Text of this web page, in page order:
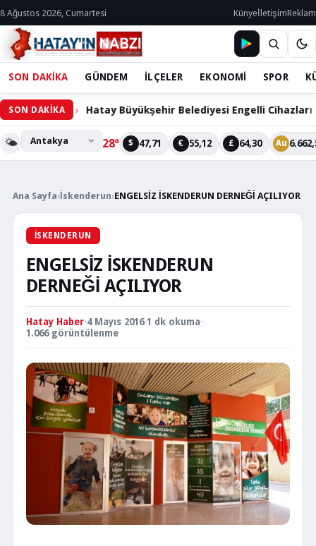
8 Ağustos 2026, Cumartesi KünyeİletişimReklam
SON DAKİKA GÜNDEM İLÇELER EKONOMİ SPOR
SON DAKİKAHatay Büyükşehir Belediyesi Engelli Cihazları Bakım
🌤️ 28° $ 47,71 € 55,12 £ 64,30 Au
Ana Sayfa› İskenderun›ENGELSİZ İSKENDERUN DERNEĞİ AÇILIYOR
İSKENDERUN
ENGELSİZ İSKENDERUN
DERNEĞİ AÇILIYOR
Hatay Haber·4 Mayıs 2016·1 dk okuma·
1.066 görüntülenme